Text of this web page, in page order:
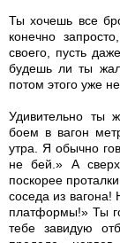
Ты хочешь все
конечно
своего, пусть
будешь ли ты
потом этого уже
Удивительно ты
боем в вагон
утра. Я обычно
не бей.» А
поскорее
соседа из вагона!
платформы!» Ты
тебе завидую